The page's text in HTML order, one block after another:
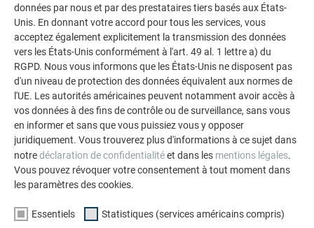
par étape un Siding PREFA endommagé et riveté. Nous te
montrons la préparation, le remplacement de la pièce
endommagée et le montage final, le tout expliqué de manière
pratique.
données par nous et par des prestataires tiers basés aux États-
Unis. En donnant votre accord pour tous les services, vous
acceptez également explicitement la transmission des données
vers les États-Unis conformément à l'art. 49 al. 1 lettre a) du
RGPD. Nous vous informons que les États-Unis ne disposent pas
d'un niveau de protection des données équivalent aux normes de
l'UE. Les autorités américaines peuvent notamment avoir accès à
vos données à des fins de contrôle ou de surveillance, sans vous
en informer et sans que vous puissiez vous y opposer
juridiquement. Vous trouverez plus d'informations à ce sujet dans
notredéclaration de confidentialitéet dans les mentions légales.
Vous pouvez révoquer votre consentement à tout moment dans
les paramètres des cookies.
Essentiels Statistiques (services américains compris)